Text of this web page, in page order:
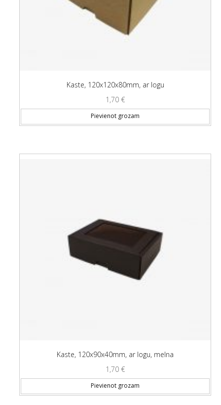
Kaste, 120x120x80mm, ar logu
1,70 €
Pievienot grozam
Kaste, 120x90x40mm, ar logu, melna
1,70 €
Pievienot grozam